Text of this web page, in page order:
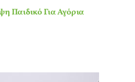
Παιδικό Για Αγόρια